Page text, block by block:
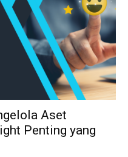
Aset
Penting yang